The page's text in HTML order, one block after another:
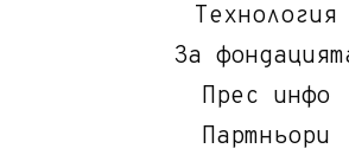
Технология
За
Прес инфо
Партньори